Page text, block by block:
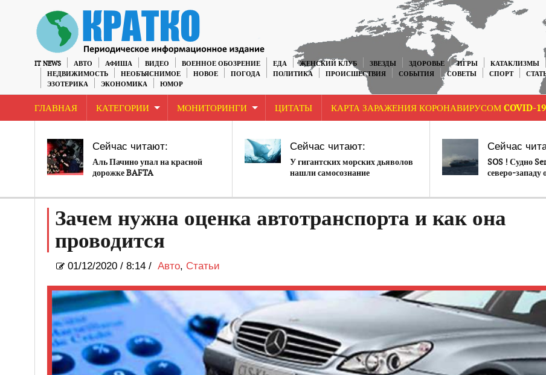
IT NEWS АВТО АФИША ВИДЕО ВОЕННОЕ ОБОЗРЕНИЕ ЕДА ЖЕНСКИЙ КЛУБ ЗВЕЗДЫ ЗДОРОВЬЕ ИГРЫ КАТАКЛИЗМЫ
НЕДВИЖИМОСТЬ
НЕОБЪЯСНИМОЕ НОВОЕ ПОГОДА ПОЛИТИКА ПРОИСШЕСТВИЯ СОБЫТИЯ СОВЕТЫ СПОРТ
ЭЗОТЕРИКА
ЭКОНОМИКА ЮМОР
ГЛАВНАЯ КАТЕГОРИИ МОНИТОРИНГИ ЦИТАТЫ КАРТА ЗАРАЖЕНИЯ КОРОНАВИРУСОМ COVID-19
Сейчас читают:
Аль Пачино упал на красной
дорожке BAFTA
Сейчас читают:
У гигантских морских дьяволов
нашли самосознание
Сейчас
SOS ! Судно
северо-западу
Зачем нужна оценка автотранспорта и как она
проводится
01/12/2020/ 8:14 / Авто, Статьи